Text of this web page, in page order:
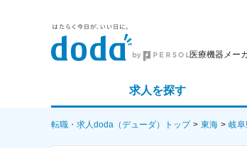
医療機器メー
求人を探す
詳細条件から探す
転職・求人doda（デューダ）トップ 東海 岐